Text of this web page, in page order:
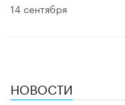
14 сентября
НОВОСТИ